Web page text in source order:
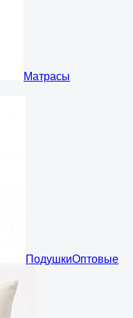
Матрасы
ПодушкиОптовые